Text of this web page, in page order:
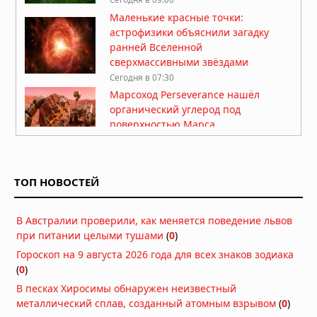
Маленькие красные точки:
астрофизики объяснили загадку
ранней Вселенной
сверхмассивными звёздами
Сегодня в 07:30
Марсоход Perseverance нашёл
органический углерод под
поверхностью Марса
Ракета SpaceX врезалась в Луну на
скорости 8700 километров в час
06.08.2026 в 09:00
Атмосфера Плутона сжалась на 16
процентов
ТОП НОВОСТЕЙ
В Австралии проверили, как меняется поведение львов
при питании целыми тушами (0)
Гороскоп на 9 августа 2026 года для всех знаков зодиака
(0)
В песках Хиросимы обнаружен неизвестный
металлический сплав, созданный атомным взрывом (0)